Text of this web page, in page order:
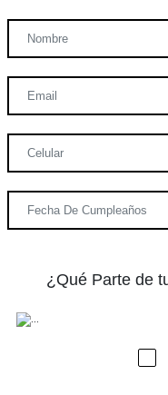
¿Qué Parte de